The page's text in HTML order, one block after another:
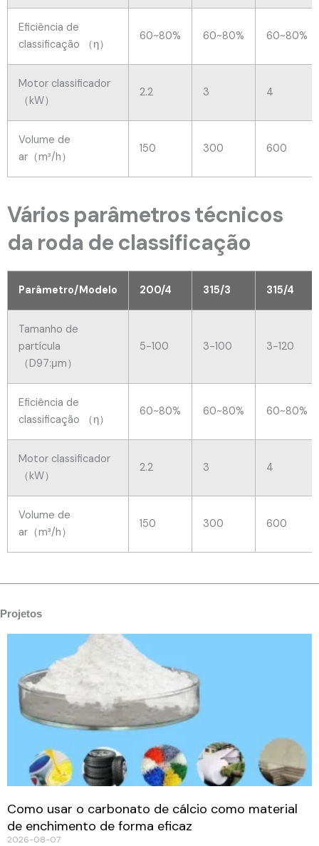
Eficiência de
classificação （η）
60~80% 60~80% 60~80%
Motor classificador
（kW）
2.2 3 4
Volume de
ar（m³/h）
150 300 600
Vários parâmetros técnicos
da roda de classificação
Parâmetro/Modelo 200/4 315/3 315/4
Tamanho de
partícula
（D97:μm）
5-100 3-100 3-120
Eficiência de
classificação （η）
60~80% 60~80% 60~80%
Motor classificador
（kW）
2.2 3 4
Volume de
ar（m³/h）
150 300 600
Projetos
Como usar o carbonato de cálcio como material
de enchimento de forma eficaz
2026-08-07